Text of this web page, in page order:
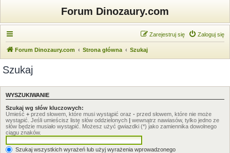
Forum Dinozaury.com
Zaloguj się
Zarejestruj się
Forum Dinozaury.com Strona główna Szukaj
Szukaj
WYSZUKIWANIE
Szukaj wg słów kluczowych:
Umieść + przed słowem, które musi wystąpić oraz - przed słowem, które nie może
wystąpić. Jeśli umieścisz listę słów oddzielonych | wewnątrz nawiasów, tylko jedno ze
słów będzie musiało wystąpić. Możesz użyć gwiazdki (*) jako zamiennika dowolnego
ciągu znaków.
Szukaj wszystkich wyrażeń lub użyj wyrażenia wprowadzonego